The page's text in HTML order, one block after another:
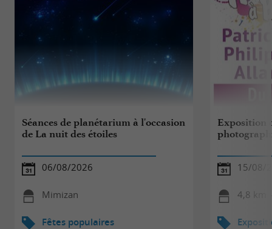
Séances de planétarium à l'occasion
de La nuit des étoiles
06/08/2026
Mimizan
Fêtes populaires
Exposition
15/08/
4,8 km